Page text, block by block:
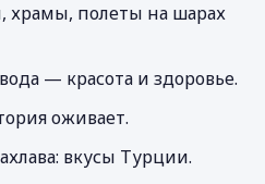
храмы, полеты на шарах
— красота и здоровье.
оживает.
вкусы Турции.